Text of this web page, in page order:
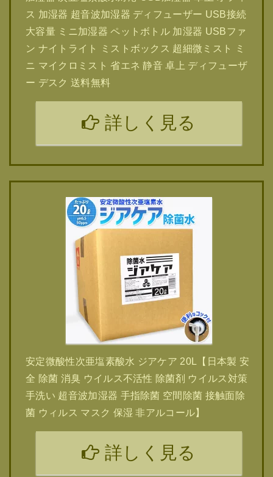
ス 加湿器 超音波加湿器 ディフューザー USB接続
大容量 ミニ加湿器 ペットボトル 加湿器 USBファ
ン ナイトライト ミストボックス 超細微ミスト ミ
ニ マイクロミスト 省エネ 静音 卓上 ディフューザ
ー デスク 送料無料
詳しく見る
安定微酸性次亜塩素酸水 ジアケア 20L【日本製 安
全 除菌 消臭 ウイルス不活性 除菌剤 ウイルス対策
手洗い 超音波加湿器 手指除菌 空間除菌 接触面除
菌 ウィルス マスク 保湿 非アルコール】
詳しく見る